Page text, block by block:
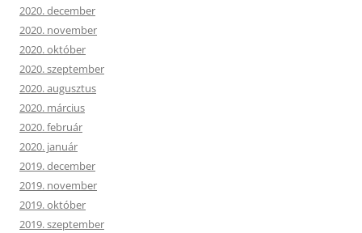
2020. december
2020. november
2020. október
2020. szeptember
2020. augusztus
2020. március
2020. február
2020. január
2019. december
2019. november
2019. október
2019. szeptember